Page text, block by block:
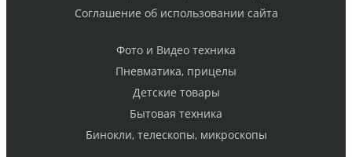
Cоглашение об использовании сайта
Фото и Видео техника
Пневматика, прицелы
Детские товары
Бытовая техника
Бинокли, телескопы, микроскопы